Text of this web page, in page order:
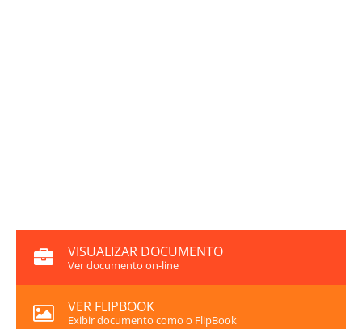
VISUALIZAR DOCUMENTO
Ver documento on-line
VER FLIPBOOK
Exibir documento como o FlipBook